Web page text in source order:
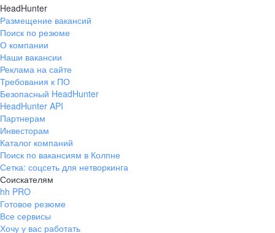
HeadHunter
Размещение вакансий
Поиск по резюме
О компании
Наши вакансии
Реклама на сайте
Требования к ПО
Безопасный HeadHunter
HeadHunter API
Партнерам
Инвесторам
Каталог компаний
Поиск по вакансиям в Колпне
Сетка: соцсеть для нетворкинга
Соискателям
hh PRO
Готовое резюме
Все сервисы
Хочу у вас работать